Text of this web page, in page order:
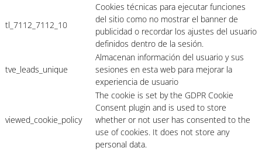
tl_7112_7112_10
Cookies técnicas para ejecutar funciones
del sitio como no mostrar el banner de
publicidad o recordar los ajustes del usuario
definidos dentro de la sesión.
tve_leads_unique
Almacenan información del usuario y sus
sesiones en esta web para mejorar la
experiencia de usuario
viewed_cookie_policy
The cookie is set by the GDPR Cookie
Consent plugin and is used to store
whether or not user has consented to the
use of cookies. It does not store any
personal data.